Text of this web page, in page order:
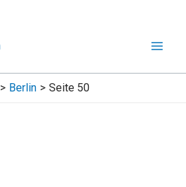
Berlin Seite 50